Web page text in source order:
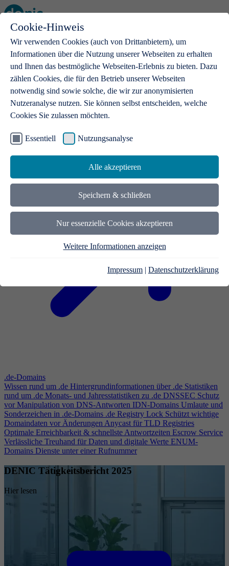
Cookie-Hinweis
Wir verwenden Cookies (auch von Drittanbietern), um
Informationen über die Nutzung unserer Webseiten zu erhalten
und Ihnen das bestmögliche Webseiten-Erlebnis zu bieten. Dazu
zählen Cookies, die für den Betrieb unserer Webseiten
notwendig sind sowie solche, die wir zur anonymisierten
Nutzeranalyse nutzen. Sie können selbst entscheiden, welche
Cookies Sie zulassen möchten.
Essentiell Nutzungsanalyse
Alle akzeptieren
Speichern & schließen
Nur essenzielle Cookies akzeptieren
Weitere Informationen anzeigen
Impressum | Datenschutzerklärung
Open main menu
.de-Domains
Mit einer .de-Domain erhalten Ideen eine Bühne
.de-Domains
Wissen rund um .de Hintergrundinformationen über .de Statistiken
rund um .de Monats- und Jahresstatistiken zu .de DNSSEC Schutz
vor Manipulation von DNS-Antworten IDN-Domains Umlaute und
Sonderzeichen in .de-Domains .de Registry Lock Schützt wichtige
Domaindaten vor ÄnderungenAnycast für TLD Registries
Optimale Erreichbarkeit & schnellste Antwortzeiten Escrow Service
Verlässliche Treuhand für Daten und digitale Werte ENUM-
Domains Dienste unter einer Rufnummer
DENIC Tätigkeitsbericht 2025
Hier lesen